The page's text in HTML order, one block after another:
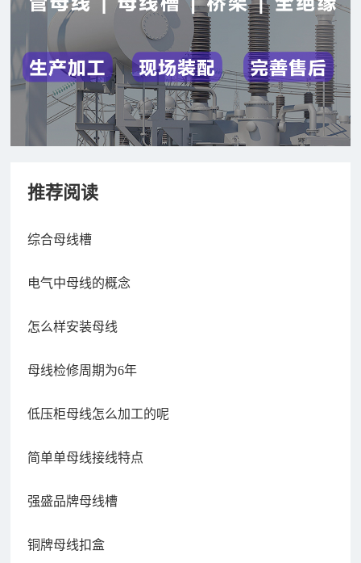
推荐阅读
综合母线槽
电气中母线的概念
怎么样安装母线
母线检修周期为6年
低压柜母线怎么加工的呢
简单单母线接线特点
强盛品牌母线槽
铜牌母线扣盒